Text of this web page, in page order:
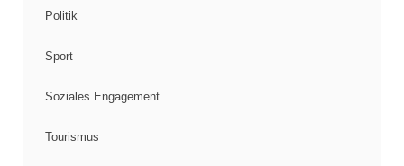
Politik
Sport
Soziales Engagement
Tourismus